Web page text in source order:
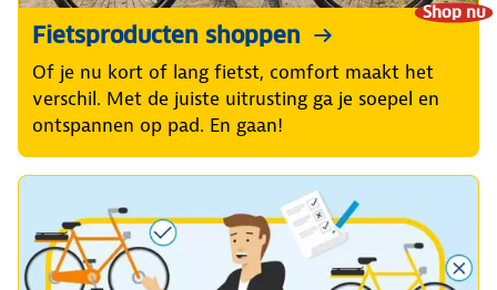
Shop nu
Fietsproducten shoppen
Of je nu kort of lang fietst, comfort maakt het
verschil. Met de juiste uitrusting ga je soepel en
ontspannen op pad. En gaan!